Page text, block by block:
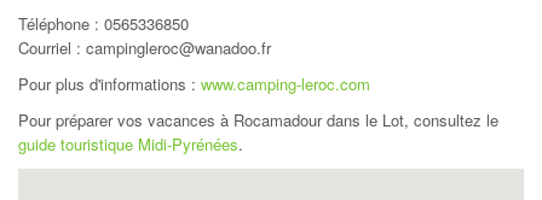
Téléphone : 0565336850
Courriel : campingleroc@wanadoo.fr
Pour plus d'informations : www.camping-leroc.com
Pour préparer vos vacances à Rocamadour dans le Lot, consultez le
guide touristique Midi-Pyrénées.